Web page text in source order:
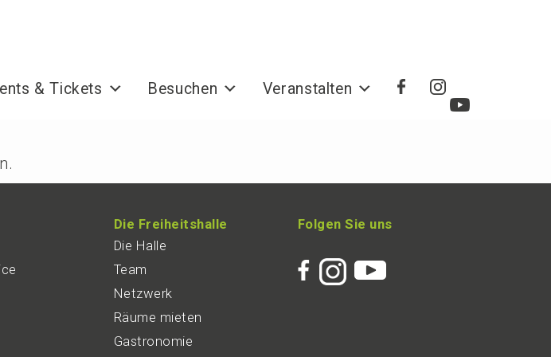
& Tickets Besuchen Veranstalten
Die Freiheits­hal­le
Die Halle
Team
Netzwerk
Räume mieten
Gastro­no­mie
Folgen Sie uns